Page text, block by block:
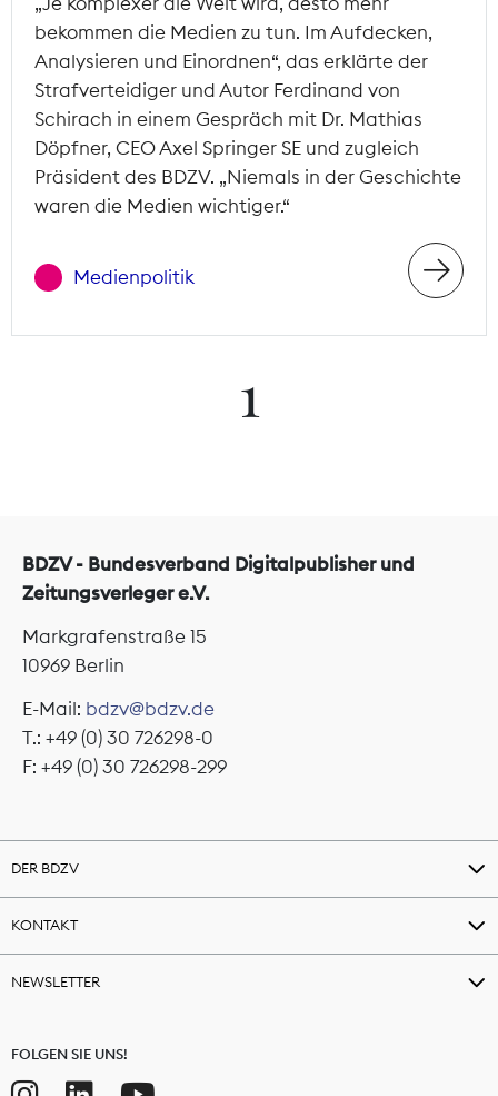
bekommen die Medien zu tun. Im Aufdecken,
Analysieren und Einordnen“, das erklärte der
Strafverteidiger und Autor Ferdinand von
Schirach in einem Gespräch mit Dr. Mathias
Döpfner, CEO Axel Springer SE und zugleich
Präsident des BDZV. „Niemals in der Geschichte
waren die Medien wichtiger.“
Medienpolitik
1
BDZV - Bundesverband Digitalpublisher und
Zeitungsverleger e.V.
Markgrafenstraße 15
10969 Berlin
E-Mail: bdzv@bdzv.de
T.: +49 (0) 30 726298-0
F: +49 (0) 30 726298-299
DER BDZV
KONTAKT
NEWSLETTER
FOLGEN SIE UNS!